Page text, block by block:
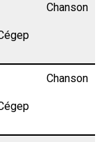
Chanson
Chanson